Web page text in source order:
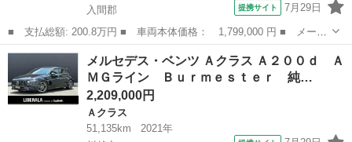
入間郡
提携サイト 7月29日
■ 支払総額: 200.8万円 ■ 車両本体価格： 1,799,000 円 ■ メーカ
ー名： メルセデス・ベンツ ■ 車種名： Ｅクラス ■ グレード
名： Ｅ２００ クーペ レザーｐｋｇ／サンルーフ／黒革／Ｂｕｒ
ｍｅｓｔｅ...
埼玉 入間郡 Ｅクラス
メルセデス・ベンツ Ａクラス Ａ２００ｄ Ａ
ＭＧライン Ｂｕｒｍｅｓｔｅｒ 純…
2,209,000円
Ａクラス
51,135km
2021年